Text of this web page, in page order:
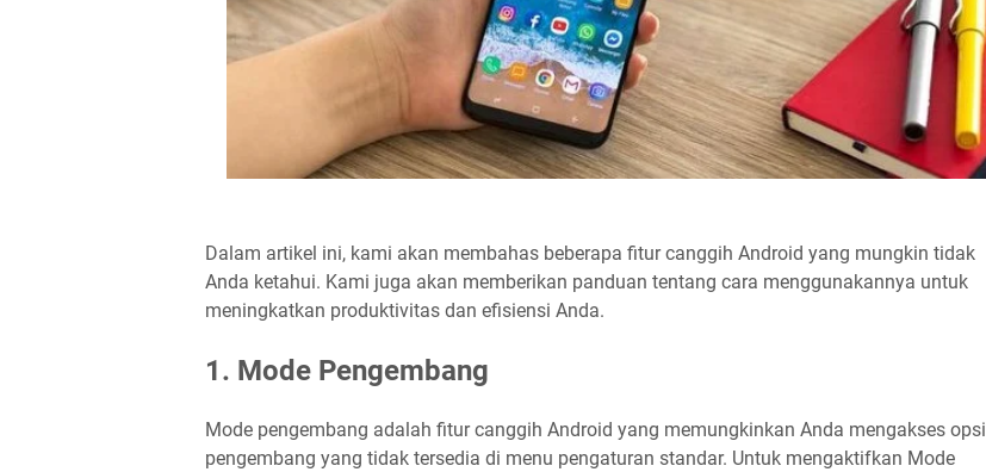
Dalam artikel ini, kami akan membahas beberapa fitur canggih Android yang mungkin tidak
Anda ketahui. Kami juga akan memberikan panduan tentang cara menggunakannya untuk
meningkatkan produktivitas dan efisiensi Anda.
1. Mode Pengembang
Mode pengembang adalah fitur canggih Android yang memungkinkan Anda mengakses opsi
pengembang yang tidak tersedia di menu pengaturan standar. Untuk mengaktifkan Mode